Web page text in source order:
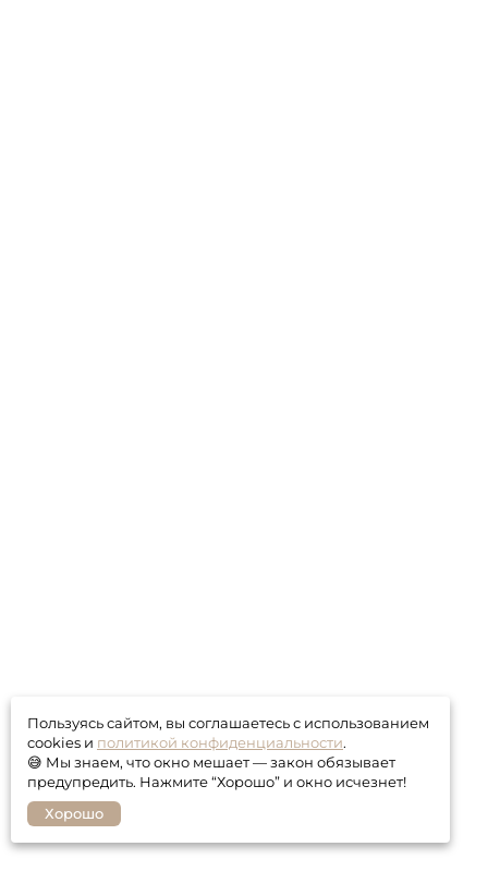
Пользуясь сайтом, вы соглашаетесь с использованием
cookies и политикой конфиденциальности.
😅 Мы знаем, что окно мешает — закон обязывает
предупредить. Нажмите “Хорошо” и окно исчезнет!
Хорошо